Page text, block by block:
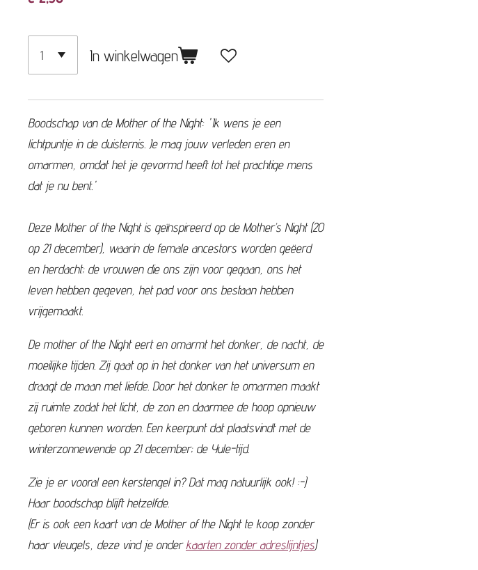
In winkelwagen
Boodschap van de Mother of the Night: 'Ik wens je een
lichtpuntje in de duisternis. Je mag jouw verleden eren en
omarmen, omdat het je gevormd heeft tot het prachtige mens
dat je nu bent.'
Deze Mother of the Night is geïnspireerd op de Mother’s Night (20
op 21 december), waarin de female ancestors worden geëerd
en herdacht; de vrouwen die ons zijn voor gegaan, ons het
leven hebben gegeven, het pad voor ons bestaan hebben
vrijgemaakt.
De mother of the Night eert en omarmt het donker, de nacht, de
moeilijke tijden. Zij gaat op in het donker van het universum en
draagt de maan met liefde. Door het donker te omarmen maakt
zij ruimte zodat het licht, de zon en daarmee de hoop opnieuw
geboren kunnen worden. Een keerpunt dat plaatsvindt met de
winterzonnewende op 21 december; de Yule-tijd.
Zie je er vooral een kerstengel in? Dat mag natuurlijk ook! :-)
Haar boodschap blijft hetzelfde.
(Er is ook een kaart van de Mother of the Night te koop zonder
haar vleugels, deze vind je onderkaarten zonder adreslijntjes)